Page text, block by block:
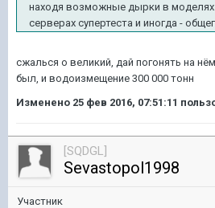
находя возможные дырки в
серверах супертеста и иногда -
сжалься о великий, дай погонять на
был, и водоизмещение 300 000 тонн
Изменено 25 фев 2016, 07:51:11
[SQDGL]
Sevastopol1998
Участник